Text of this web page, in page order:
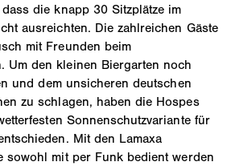
die knapp 30 Sitzplätze im
ausreichten. Die zahlreichen Gäste
mit Freunden beim
Um den kleinen Biergarten noch
und dem unsicheren deutschen
zu schlagen, haben die Hospes
Sonnenschutzvariante für
Mit den Lamaxa
sowohl mit per Funk bedient werden